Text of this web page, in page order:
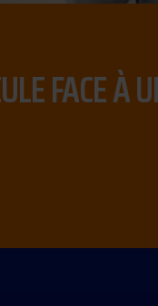
FACE À